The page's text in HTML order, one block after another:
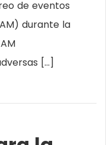
de eventos
durante la
[…]